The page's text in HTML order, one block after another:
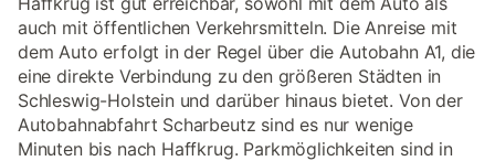
auch mit öffentlichen Verkehrsmitteln. Die Anreise mit
dem Auto erfolgt in der Regel über die Autobahn A1, die
eine direkte Verbindung zu den größeren Städten in
Schleswig-Holstein und darüber hinaus bietet. Von der
Autobahnabfahrt Scharbeutz sind es nur wenige
Minuten bis nach Haffkrug. Parkmöglichkeiten sind in